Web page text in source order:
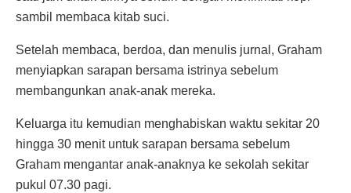
sambil membaca kitab suci.
Setelah membaca, berdoa, dan menulis jurnal, Graham
menyiapkan sarapan bersama istrinya sebelum
membangunkan anak-anak mereka.
Keluarga itu kemudian menghabiskan waktu sekitar 20
hingga 30 menit untuk sarapan bersama sebelum
Graham mengantar anak-anaknya ke sekolah sekitar
pukul 07.30 pagi.